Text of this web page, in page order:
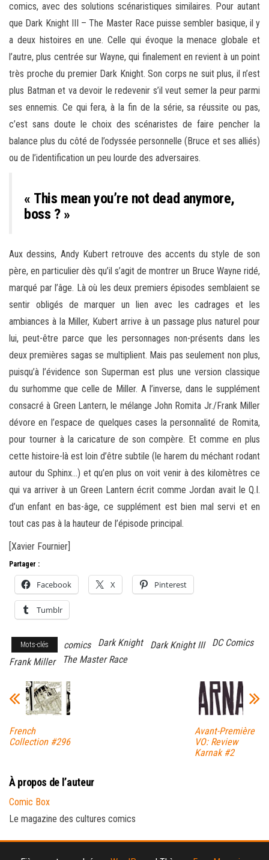
comics, avec des solutions scénaristiques similaires. Pour autant
que Dark Knight III – The Master Race puisse sembler basique, il y
a deux histoires en une. Celle qui évoque la menace globale et
l’autre, plus centrée sur Wayne, qui finalement en revient à un point
très proche du premier Dark Knight. Son corps ne suit plus, il n’est
plus Batman et va devoir le redevenir s’il veut semer la peur parmi
ses ennemis. Ce qui fera, à la fin de la série, sa réussite ou pas,
c’est sans doute le choix des scénaristes de faire pencher la
balance plus du côté de l’odyssée personnelle (Bruce et ses alliés)
ou de l’identification un peu lourde des adversaires.
« This mean you’re not dead anymore,
boss ? »
Aux dessins, Andy Kubert retrouve des accents du style de son
père, en particulier dès qu’il s’agit de montrer un Bruce Wayne ridé,
marqué par l’âge. Là où les deux premiers épisodes semblaient se
sentir obligés de marquer un lien avec les cadrages et les
ambiances à la Miller, Kubert arrive à un passage plus naturel pour
lui, peut-être parce que les personnages non-présents dans les
deux premières sagas se multiplient. Mais pas seulement non plus,
puisqu’à l’évidence son Superman est plus une version classique
du surhomme que celle de Miller. A l’inverse, dans le supplément
consacré à Green Lantern, le mélange John Romita Jr./Frank Miller
dévore en l’espace de quelques cases la personnalité de Romita,
pour tourner à la caricature de son compère. Et comme en plus
cette histoire-là est loin d’être subtile (le harem du méchant rodant
autour du Sphinx…) et qu’en plus on voit venir à des kilomètres ce
qui va arriver à un Green Lantern écrit comme Jordan avait le Q.I.
d’un enfant en bas-âge, ce supplément est bien mal servi et en
tout cas pas à la hauteur de l’épisode principal.
[Xavier Fournier]
Partager :
Facebook X Pinterest
Tumblr
Mots-clés comics Dark Knight Dark Knight III
DC Comics
Frank Miller
The Master Race
French
Collection #296
Avant-Première
VO: Review
Karnak #2
À propos de l’auteur
Comic Box
Le magazine des cultures comics